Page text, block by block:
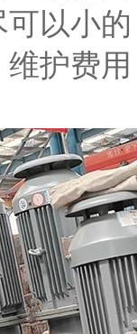
以小的
护费用